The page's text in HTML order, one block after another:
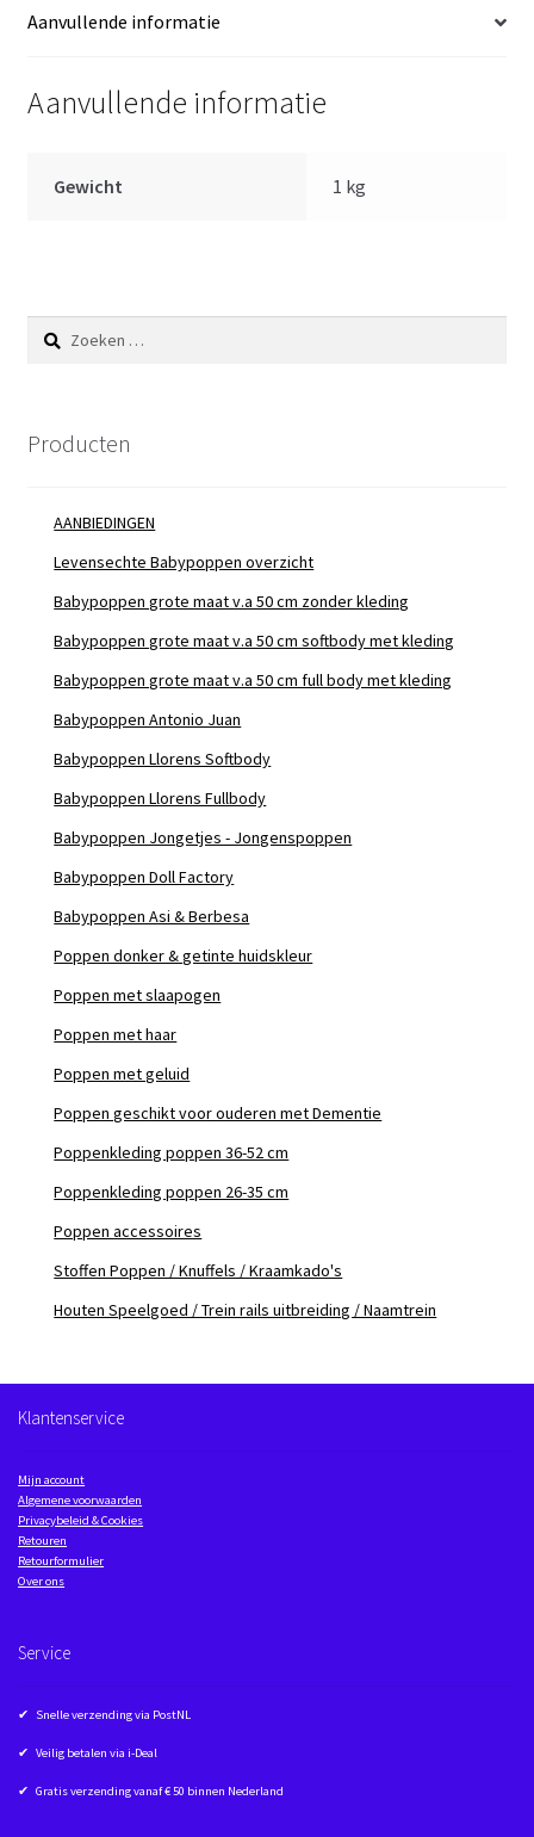
en
Aanvullende informatie
Aanvullende informatie
Gewicht 1 kg
Zoeken
naar:
Producten
AANBIEDINGEN
Levensechte Babypoppen overzicht
Babypoppen grote maat v.a 50 cm zonder kleding
Babypoppen grote maat v.a 50 cm softbody met kleding
Babypoppen grote maat v.a 50 cm full body met kleding
Babypoppen Antonio Juan
Babypoppen Llorens Softbody
Babypoppen Llorens Fullbody
Babypoppen Jongetjes - Jongenspoppen
Babypoppen Doll Factory
Babypoppen Asi & Berbesa
Poppen donker & getinte huidskleur
Poppen met slaapogen
Poppen met haar
Poppen met geluid
Poppen geschikt voor ouderen met Dementie
Poppenkleding poppen 36-52 cm
Poppenkleding poppen 26-35 cm
Poppen accessoires
Stoffen Poppen / Knuffels / Kraamkado's
Houten Speelgoed / Trein rails uitbreiding / Naamtrein
Klantenservice
Mijn account
Algemene voorwaarden
Privacybeleid & Cookies
Retouren
Retourformulier
Over ons
Service
✔ Snelle verzending via PostNL
✔ Veilig betalen via i-Deal
✔ Gratis verzending vanaf € 50 binnen Nederland